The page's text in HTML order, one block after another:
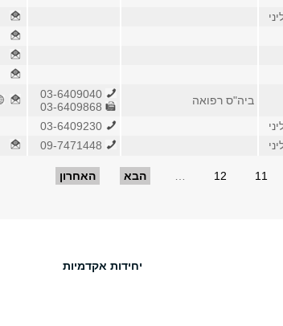
ביה"ס רפואה
11
12 הבא האחרון
יחידות אקדמיות